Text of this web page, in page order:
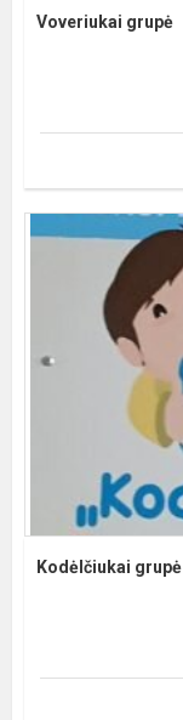
Voveriukai grupė
Kodėlčiukai grupė